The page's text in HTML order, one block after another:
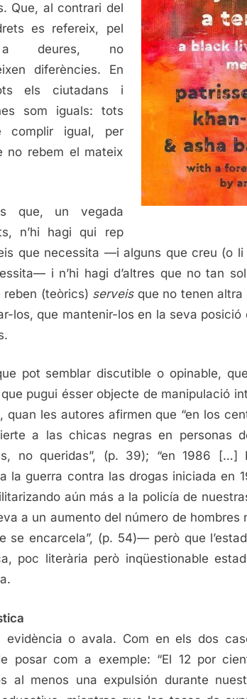
Que, al contrari del
es refereix, pel
deures, no
diferències. En
els ciutadans i
som iguals: tots
complir igual, per
no rebem el mateix
que, un vegada
n’hi hagi qui rep
que necessita —i alguns que creu (o
i n’hi hagi d’altres que no tan
reben (teòrics) serveisque no tenen altra
los, que mantenir-los en la seva posició
pot semblar discutible o opinable,
pugui ésser objecte de manipulació
quan les autores afirmen que “en los
a las chicas negras en personas
no queridas”, (p. 39); “en 1986 […]
la guerra contra las drogas iniciada en
aún más a la policía de
a un aumento del número de hombres
se encarcela”, (p. 54)— però que
poc literària però inqüestionable
evidència o avala. Com en els dos
posar com a exemple: “El 12 por
al menos una expulsión durante